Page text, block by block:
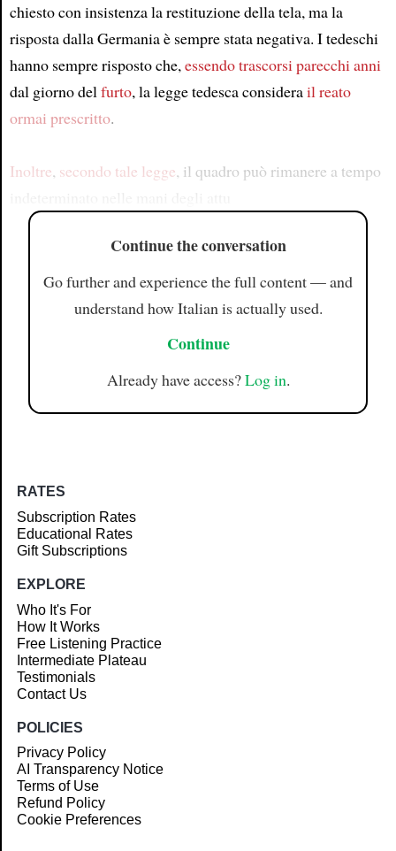
chiesto con insistenza la restituzione della tela, ma la
risposta dalla Germania è sempre stata negativa. I tedeschi
hanno sempre risposto che,essendo trascorsi parecchi anni
dal giorno delfurto, la legge tedesca considerail reato
ormai prescritto.
Inoltre, secondo tale legge, il quadro può rimanere a tempo
Continue the conversation
Go further and experience the full content — and
understand how Italian is actually used.
Continue
Already have access?Log in.
RATES
Subscription Rates
Educational Rates
Gift Subscriptions
EXPLORE
Who It's For
How It Works
Free Listening Practice
Intermediate Plateau
Testimonials
Contact Us
POLICIES
Privacy Policy
AI Transparency Notice
Terms of Use
Refund Policy
Cookie Preferences